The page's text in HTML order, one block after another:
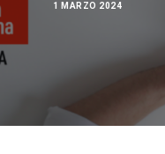
1 MARZO 2024